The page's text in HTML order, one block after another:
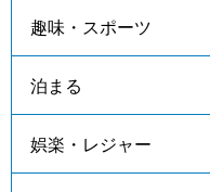
趣味・スポーツ
泊まる
娯楽・レジャー